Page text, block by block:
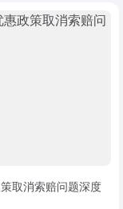
取消索赔问题深度